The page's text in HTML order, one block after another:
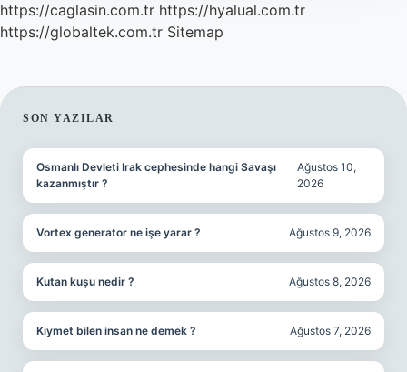
https://caglasin.com.tr https://hyalual.com.tr
https://globaltek.com.tr Sitemap
SIDEBAR
SON YAZILAR
Osmanlı Devleti Irak cephesinde hangi Savaşı
kazanmıştır ?
Ağustos 10,
2026
Vortex generator ne işe yarar ? Ağustos 9, 2026
Kutan kuşu nedir ? Ağustos 8, 2026
Kıymet bilen insan ne demek ? Ağustos 7, 2026